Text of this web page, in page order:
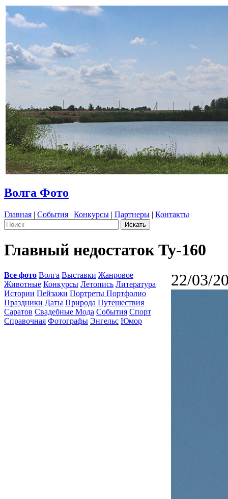
Волга Фото
Главная | События | Конкурсы | Партнеры | Контакты
Главный недостаток Ту-160
Все фото Волга Выставки Жанровое
Животные Конкурсы Летопись Литература
Истории Пейзажи Портреты Портфолио
Праздники Даты Природа Путешествия
Саратов Свадебные Мода События Спорт
Справочная Фотографы Энгельс Юмор
22/03/